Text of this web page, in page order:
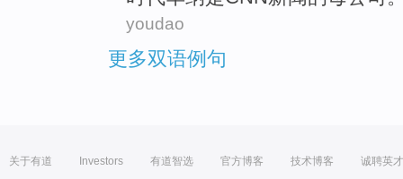
youdao
更多双语例句
关于有道 Investors 有道智选 官方博客 技术博客 诚聘英才